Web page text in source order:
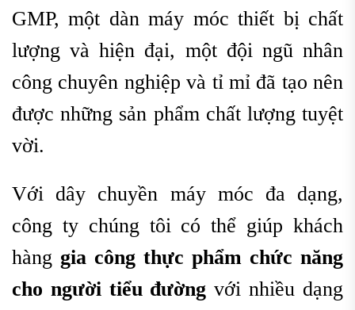
GMP, một dàn máy móc thiết bị chất
lượng và hiện đại, một đội ngũ nhân
công chuyên nghiệp và tỉ mỉ đã tạo nên
được những sản phẩm chất lượng tuyệt
vời.
Với dây chuyền máy móc đa dạng,
công ty chúng tôi có thể giúp khách
hàng gia công thực phẩm chức năng
cho người tiểu đường với nhiều dạng